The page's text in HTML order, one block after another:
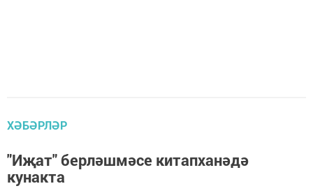
ХӘБӘРЛӘР
"Иҗат" берләшмәсе китапханәдә
кунакта